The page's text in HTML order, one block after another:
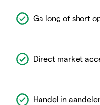
Ga long of short
Direct market
Handel in